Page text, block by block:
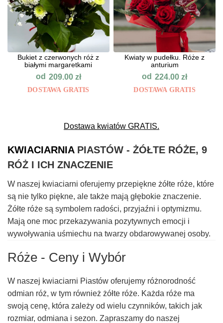
Bukiet z czerwonych róż z
białymi margaretkami
od 209.00 zł
DOSTAWA GRATIS
Kwiaty w pudełku. Róże z
anturium
od 224.00zł
DOSTAWA GRATIS
Dostawa kwiatów GRATIS.
KWIACIARNIAPIASTÓW - ŻÓŁTE RÓŻE, 9
RÓŻ I ICH ZNACZENIE
W naszej kwiaciarni oferujemy przepiękne żółte róże, które
są nie tylko piękne, ale także mają głębokie znaczenie.
Żółte róże są symbolem radości, przyjaźni i optymizmu.
Mają one moc przekazywania pozytywnych emocji i
wywoływania uśmiechu na twarzy obdarowywanej osoby.
Róże - Ceny i Wybór
W naszej kwiaciarni Piastów oferujemy różnorodność
odmian róż, w tym również żółte róże. Każda róże ma
swoją cenę, która zależy od wielu czynników, takich jak
rozmiar, odmiana i sezon. Zapraszamy do naszej